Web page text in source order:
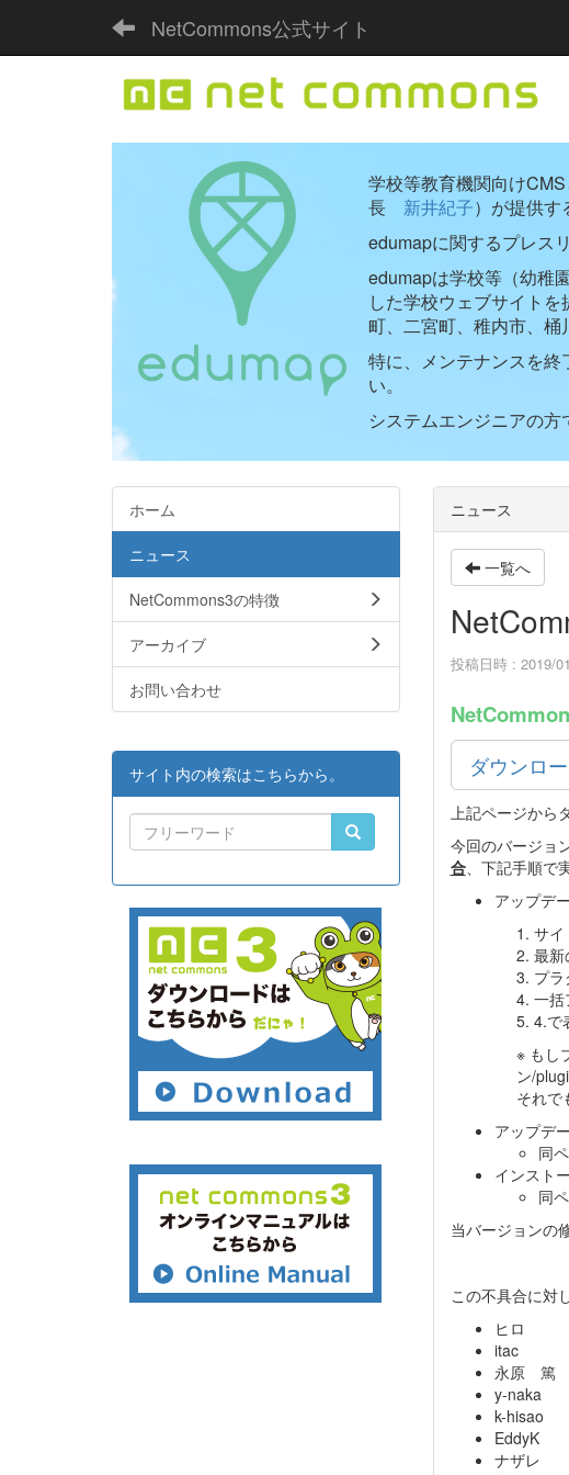
NetCommons公式サイト
学校等教育機関向け
長 新井紀子）が提供す
edumapに関するプレス
edumapは学校等（幼稚
した学校ウェブサイト
町、二宮町、稚内市、桶
特に、メンテナンスを
い。
システムエンジニアの
ニュース
一覧へ
投稿日時 : 2019/
ダウンロ
上記ページから
今回のバージョ
合、下記手順で
アップデ
1. サイ
2. 最新
3. プラ
4. 一括
5. 4.で
※ もし
ン/
それで
アップデ
同
インスト
同
当バージョンの
この不具合に対
ヒロ
itac
永原 篤
y-naka
k-hisao
EddyK
ナザレ
ホーム
ニュース
NetCommons3の特徴
アーカイブ
お問い合わせ
サイト内の検索はこちらから。